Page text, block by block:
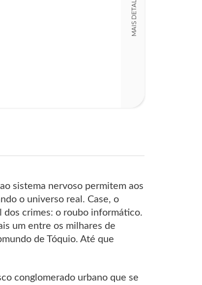
MAIS DETALHES
sistema nervoso permitem aos
o universo real. Case, o
crimes: o roubo informático.
um entre os milhares de
de Tóquio. Até que
conglomerado urbano que se